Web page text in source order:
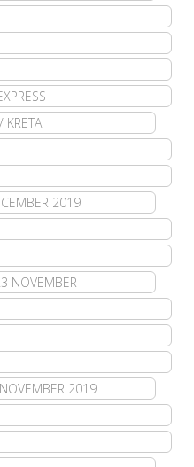
2019
NOVEMBER
2019